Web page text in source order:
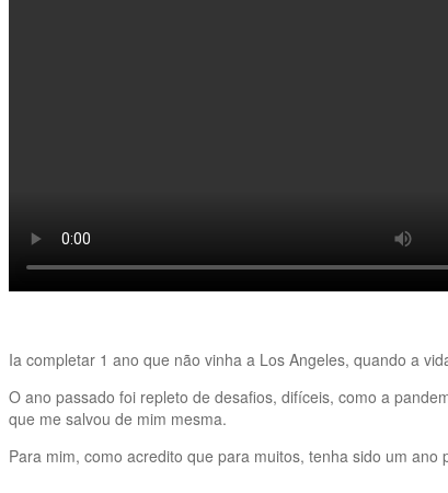
Ia completar 1 ano que não vinha a Los Angeles, quando a
O ano passado foi repleto de desafios, difíceis, como a
que me salvou de mim mesma.
Para mim, como acredito que para muitos, tenha sido um